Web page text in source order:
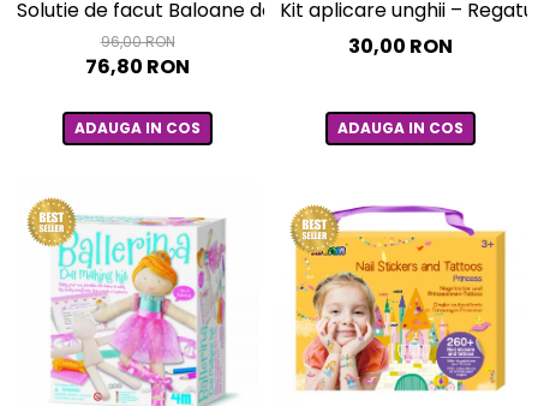
Solutie de facut Baloane de sapun gigante, 5 litri
96,00 RON
76,80 RON
ADAUGA IN COS
Kit aplicare unghii –
30,00 RON
ADAUGA IN COS